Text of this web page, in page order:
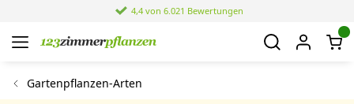
4,4 von 6.021 Bewertungen
Gartenpflanzen-Arten